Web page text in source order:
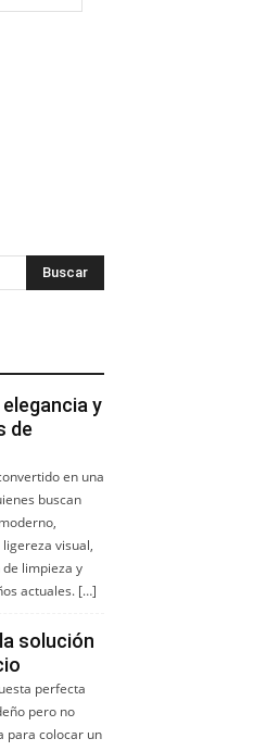
y
de
en una
buscan
visual,
limpieza y
actuales. […]
solución
perfecta
pero no
para colocar un